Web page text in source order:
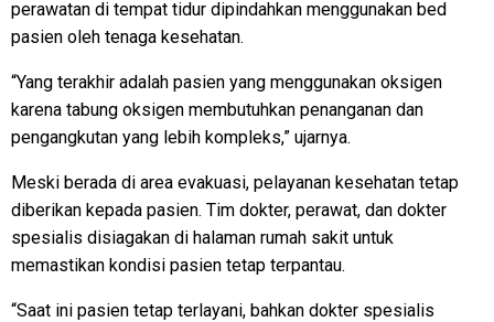
perawatan di tempat tidur dipindahkan menggunakan bed
pasien oleh tenaga kesehatan.
“Yang terakhir adalah pasien yang menggunakan oksigen
karena tabung oksigen membutuhkan penanganan dan
pengangkutan yang lebih kompleks,” ujarnya.
Meski berada di area evakuasi, pelayanan kesehatan tetap
diberikan kepada pasien. Tim dokter, perawat, dan dokter
spesialis disiagakan di halaman rumah sakit untuk
memastikan kondisi pasien tetap terpantau.
“Saat ini pasien tetap terlayani, bahkan dokter spesialis